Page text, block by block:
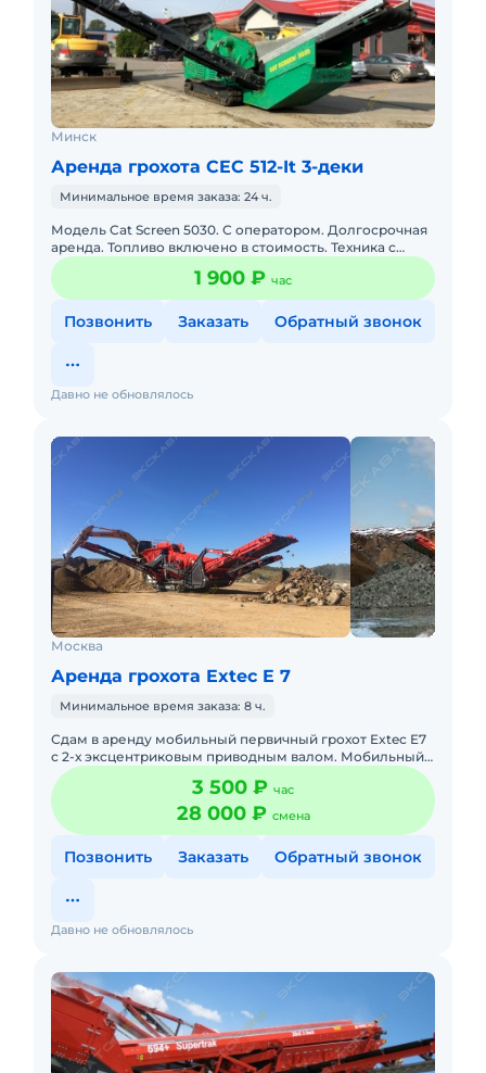
Минск
Аренда грохота CEC 512-It 3-деки
Минимальное время заказа: 24 ч.
Модель Cat Screen 5030. С оператором. Долгосрочная
аренда. Топливо включено в стоимость. Техника с
малой наработкой. Можете запросить КП с полными
характеристик
1 900 ₽ час
Позвонить Заказать Обратный звонок
Давно не обновлялось
Москва
Аренда грохота Extec E 7
Минимальное время заказа: 8 ч.
Сдам в аренду мобильный первичный грохот Extec E7
с 2-х эксцентриковым приводным валом. Мобильный
вибрационный грохот предназначен для тяжелого
грохочения, про
3 500 ₽ час
28 000 ₽ смена
Позвонить Заказать Обратный звонок
Давно не обновлялось